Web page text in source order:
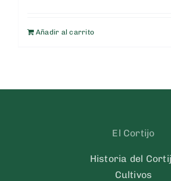
Añadir al carrito
El Cortijo
Historia del
Cultivos